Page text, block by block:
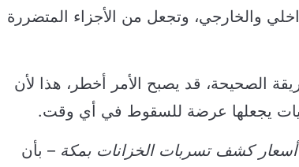
والخارجي، وتجعل من الأجزاء المتضررة
الصحيحة، قد يصبح الأمر أخطر، هذا لأن
يجعلها عرضة للسقوط في أي وقت.
أسعار كشف تسربات الخزانات بمكة – بأن